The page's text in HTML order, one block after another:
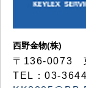
西野金物(株)
〒136-0073
TEL：